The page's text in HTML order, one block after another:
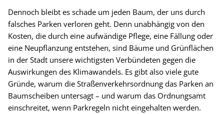
Dennoch bleibt es schade um jeden Baum, der uns durch
falsches Parken verloren geht. Denn unabhängig von den
Kosten, die durch eine aufwändige Pflege, eine Fällung oder
eine Neupflanzung entstehen, sind Bäume und Grünflächen
in der Stadt unsere wichtigsten Verbündeten gegen die
Auswirkungen des Klimawandels. Es gibt also viele gute
Gründe, warum die Straßenverkehrsordnung das Parken an
Baumscheiben untersagt – und warum das Ordnungsamt
einschreitet, wenn Parkregeln nicht eingehalten werden.